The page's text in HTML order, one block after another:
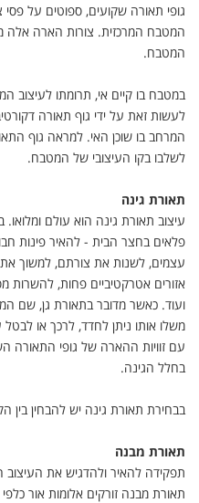
גופי תאורה שקועים, ספוטים על
המטבח המרכזית. צורות הארה אלה
המטבח.
במטבח בו קיים אי, תרומתו לעיצוב
לעשות זאת על ידי גוף תאורה
המרחב בו שוכן האי. למראה גוף
לשלבו בקו העיצובי של המטבח.
תאורת גינה
עיצוב תאורת גינה הוא עולם
פלאים בחצר הבית - להאיר פינות
עצמים, לשנות את צורתם, למשוך את
אזורים אטרקטיביים פחות, להשרות
ועוד. כאשר מדובר בתאורת גן, שם
משלו אותו ניתן לחדד, לרכך או לבטל
עם זוויות ההארה של גופי התאורה
בחלל הגינה.
בבחירת תאורת גינה יש להבחין בין
תאורת מבנה
תפקידה להאיר ולהדגיש את העיצוב
תאורת מבנה זורקים אלומות אור